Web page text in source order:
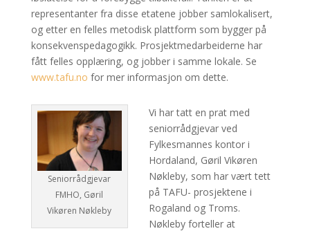
representanter fra disse etatene jobber samlokalisert,
og etter en felles metodisk plattform som bygger på
konsekvenspedagogikk. Prosjektmedarbeiderne har
fått felles opplæring, og jobber i samme lokale. Se
www.tafu.no for mer informasjon om dette.
Seniorrådgjevar
FMHO, Gøril
Vikøren Nøkleby
Vi har tatt en prat med
seniorrådgjevar ved
Fylkesmannes kontor i
Hordaland, Gøril Vikøren
Nøkleby, som har vært tett
på TAFU- prosjektene i
Rogaland og Troms.
Nøkleby forteller at